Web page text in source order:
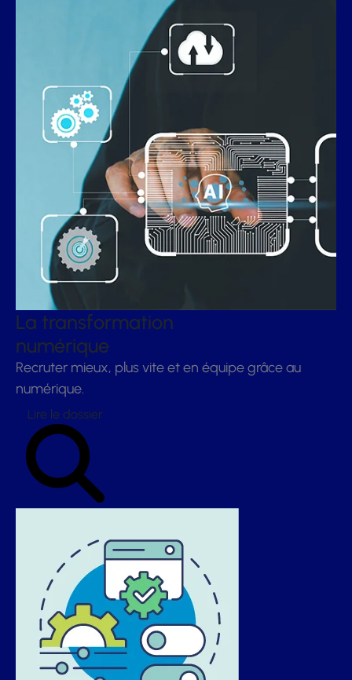
La transformation
numérique
Recruter mieux, plus vite et en équipe grâce au
numérique.
Lire le dossier